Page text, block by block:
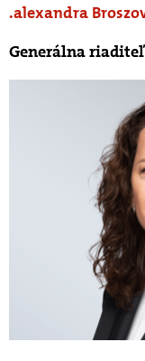
alexandra
Generálna